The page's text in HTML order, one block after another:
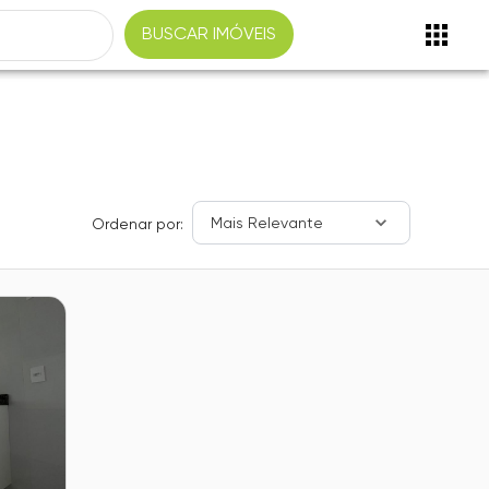
BUSCAR IMÓVEIS
Ordenar por: Mais Relevante